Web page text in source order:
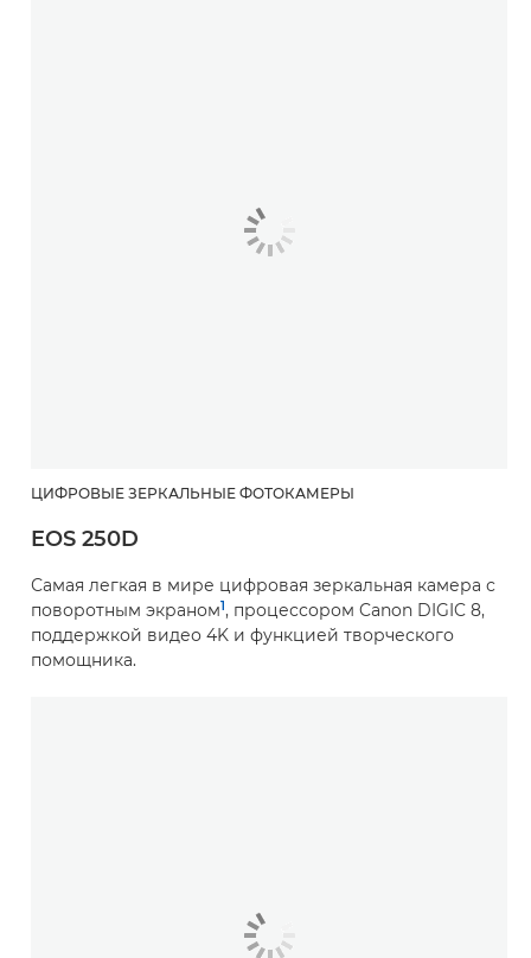
ЦИФРОВЫЕ ЗЕРКАЛЬНЫЕ ФОТОКАМЕРЫ
EOS 250D
Самая легкая в мире цифровая зеркальная камера с
поворотным экраном1, процессором Canon DIGIC 8,
поддержкой видео 4K и функцией творческого
помощника.